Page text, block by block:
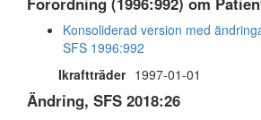
Konsoliderad version med
SFS 1996:992
Ikraftträder 1997-01-01
Ändring, SFS 2018:26